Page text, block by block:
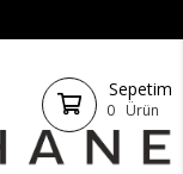
Sepetim
0 Ürün